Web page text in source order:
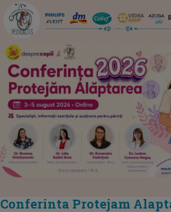
Conferinta Protejam